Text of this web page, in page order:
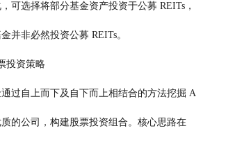
境变化，可选择将部分基金资产投资于公募 REITs，
但本基金并非必然投资公募 REITs。
3、股票投资策略
本基金通过自上而下及自下而上相结合的方法挖掘 A
股的优质的公司，构建股票投资组合。核心思路在